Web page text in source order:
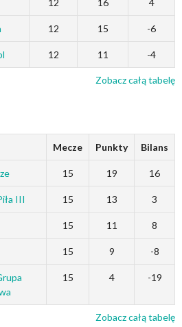
12 16 4
12 15 -6
12 11 -4
Zobacz całą tabelę
Mecze Punkty Bilans
15 19 16
III 15 13 3
15 11 8
15 9 -8
15 4 -19
Zobacz całą tabelę